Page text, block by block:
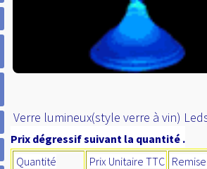
Verre lumineux(style verre à vin)
Prix dégressif suivant la quantité .
Quantité
Prix Unitaire TTC